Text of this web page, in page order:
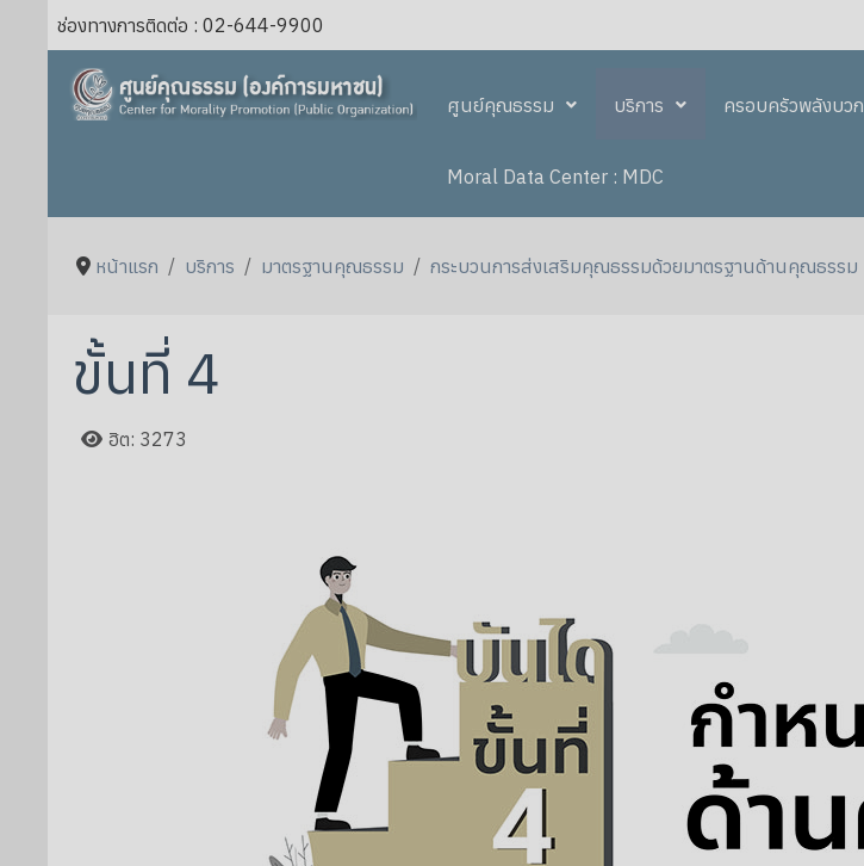
ช่องทางการติดต่อ : 02-644-9900
ศูนย์คุณธรรม
บริการ ครอบครัวพลังบวก
Moral Data Center : MDC
หน้าแรก บริการ มาตรฐานคุณธรรม กระบวนการส่งเสริมคุณธรรมด้วยมาตรฐานด้านคุณธรรม
ขั้นที่ 4
ฮิต: 3273